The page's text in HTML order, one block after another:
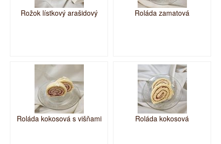
Rožok lístkový arašidový Roláda zamatová
Roláda kokosová s višňami Roláda kokosová